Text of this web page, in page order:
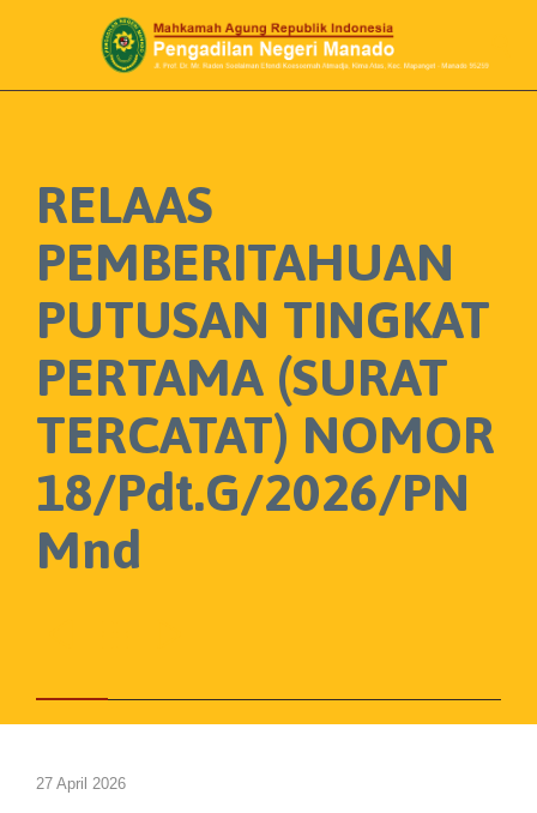
RELAAS
PEMBERITAHUAN
PUTUSAN TINGKAT
PERTAMA (SURAT
TERCATAT) NOMOR
18/Pdt.G/2026/PN
Mnd
27 April 2026